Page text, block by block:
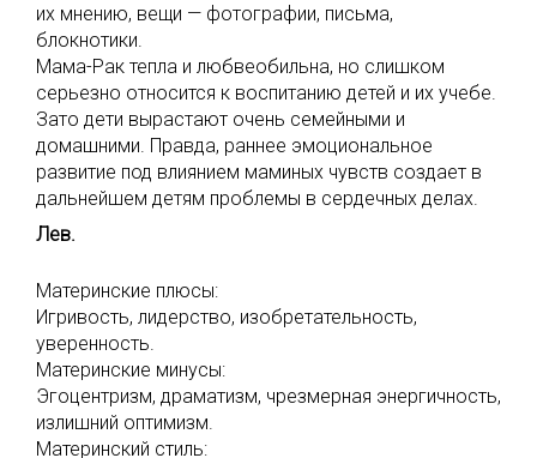
их мнению, вещи — фотографии, письма,
блокнотики.
Мама-Рак тепла и любвеобильна, но слишком
серьезно относится к воспитанию детей и их учебе.
Зато дети вырастают очень семейными и
домашними. Правда, раннее эмоциональное
развитие под влиянием маминых чувств создает в
дальнейшем детям проблемы в сердечных делах.
Лев.
Материнские плюсы:
Игривость, лидерство, изобретательность,
уверенность.
Материнские минусы:
Эгоцентризм, драматизм, чрезмерная энергичность,
излишний оптимизм.
Материнский стиль: